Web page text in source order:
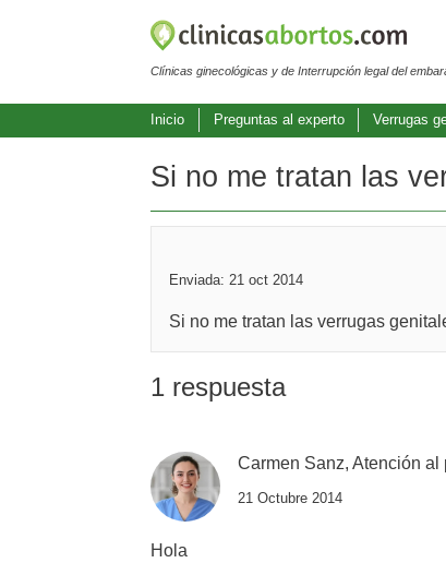
Clínicas ginecológicas y de Interrupción legal del
Inicio Preguntas al experto Verrugas
Si no me tratan las
Enviada: 21 oct 2014
Si no me tratan las verrugas
1 respuesta
Carmen Sanz, Atención al
21 Octubre 2014
Hola